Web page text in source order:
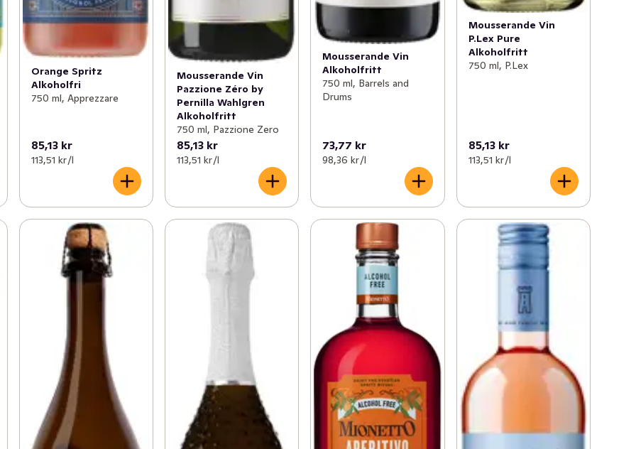
Orange Spritz
Alkoholfri
750 ml, Apprezzare
85,13 kr
113,51 kr /l
Mousserande Vin
Pazzione Zéro by
Pernilla Wahlgren
Alkoholfritt
750 ml, Pazzione Zero
85,13 kr
113,51 kr /l
Mousserande Vin
Alkoholfritt
750 ml, Barrels and
Drums
73,77 kr
98,36 kr /l
Mousserande Vin
P.Lex Pure
Alkoholfritt
750 ml, P.Lex
85,13 kr
113,51 kr /l